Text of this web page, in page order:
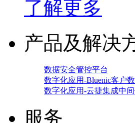
了解更多
产品及解决
数据安全管控平台
数字化应用-Bluenic客户
数字化应用-云捷集成中间
服务